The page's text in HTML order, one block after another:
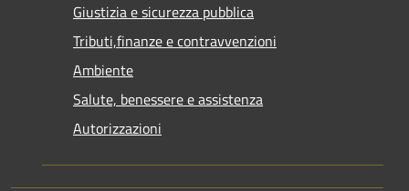
Giustizia e sicurezza pubblica
Tributi,finanze e contravvenzioni
Ambiente
Salute, benessere e assistenza
Autorizzazioni